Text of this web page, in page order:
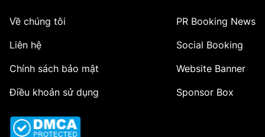
Về chúng tôi
Liên hệ
Chính sách bảo mật
Điều khoản sử dụng
PR Booking News
Social Booking
Website Banner
Sponsor Box